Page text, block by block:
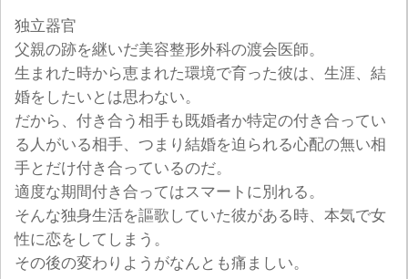
独立器官
父親の跡を継いだ美容整形外科の渡会医師。
生まれた時から恵まれた環境で育った彼は、生涯、結
婚をしたいとは思わない。
だから、付き合う相手も既婚者か特定の付き合ってい
る人がいる相手、つまり結婚を迫られる心配の無い相
手とだけ付き合っているのだ。
適度な期間付き合ってはスマートに別れる。
そんな独身生活を謳歌していた彼がある時、本気で女
性に恋をしてしまう。
その後の変わりようがなんとも痛ましい。